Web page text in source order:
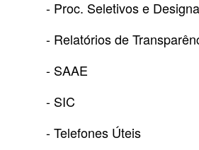
- Proc. Seletivos e
- Relatórios de
- SAAE
- SIC
- Telefones Úteis